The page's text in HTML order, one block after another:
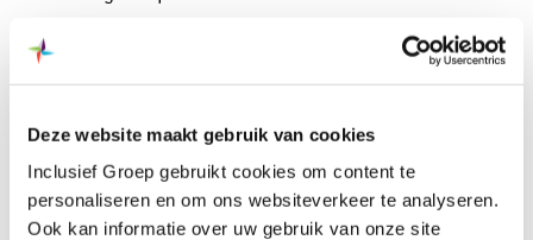
Deze website maakt gebruik van cookies
Inclusief Groep gebruikt cookies om content te
personaliseren en om ons websiteverkeer te analyseren.
Ook kan informatie over uw gebruik van onze site
Het belang van een eerlijke cao
steeds niet om een passende cao af te spreken voor de
mensen waar wij ons als ambassadeurs hard voor
maken. Het Rijk en gemeenten (verenigd in de VNG)